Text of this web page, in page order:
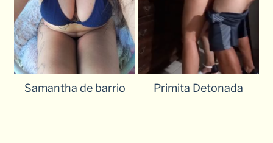
Samantha de barrio Primita Detonada